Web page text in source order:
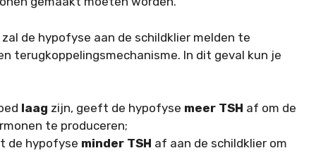
de hypofyse aan de schildklier melden te
terugkoppelingsmechanisme. In dit geval kun je
laag zijn, geeft de hypofyse meer TSH af om de
te produceren;
de hypofyse minder TSH af aan de schildklier om